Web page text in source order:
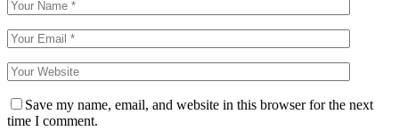
Save my name, email, and website in this browser for the next
time I comment.